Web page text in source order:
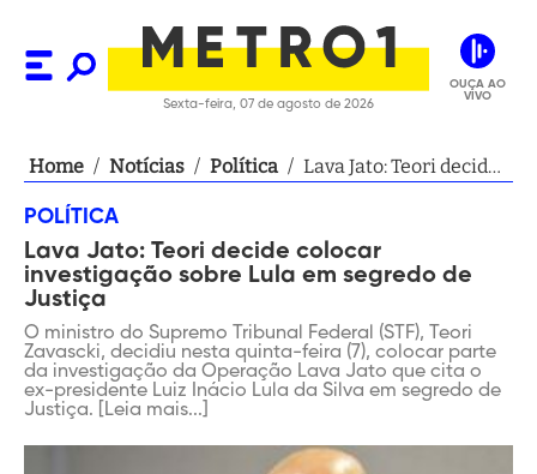
Sexta-feira, 07 de agosto de 2026
OUÇA AO
VIVO
Home / Notícias / Política / Lava Jato: Teori decide
de Justiça
POLÍTICA
Lava Jato: Teori decide colocar
investigação sobre Lula em segredo de
Justiça
O ministro do Supremo Tribunal Federal (STF), Teori
Zavascki, decidiu nesta quinta-feira (7), colocar parte
da investigação da Operação Lava Jato que cita o
ex-presidente Luiz Inácio Lula da Silva em segredo de
Justiça. [Leia mais...]